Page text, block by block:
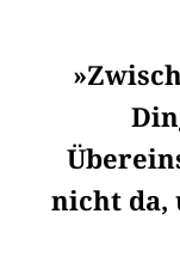
nicht da,